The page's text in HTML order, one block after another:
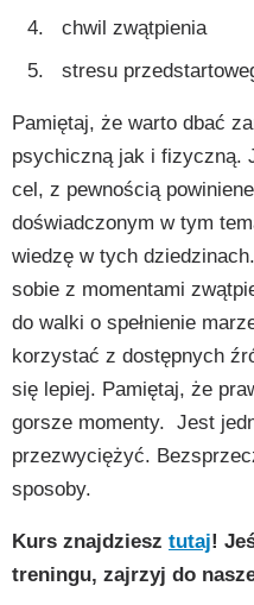
chwil zwątpienia
stresu
Pamiętaj, że warto dbać
psychiczną jak i fizyczną.
cel, z pewnością
doświadczonym w tym
wiedzę w tych
sobie z momentami
do walki o spełnienie
korzystać z dostępnych
się lepiej. Pamiętaj, że
gorsze momenty. Jest
przezwyciężyć.
sposoby.
Kurs znajdziesz tutaj!
treningu, zajrzyj do